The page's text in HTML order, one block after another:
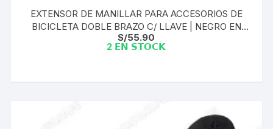
EXTENSOR DE MANILLAR PARA ACCESORIOS DE
BICICLETA DOBLE BRAZO C/ LLAVE | NEGRO EN
CAJA
S/55.90
2 𝗘𝗡 𝗦𝗧𝗢𝗖𝗞